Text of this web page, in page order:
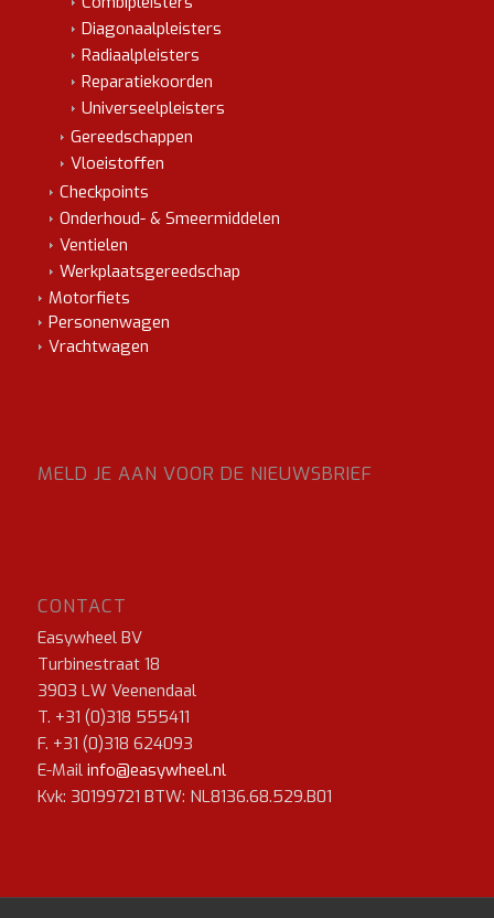
Diagonaalpleisters
Radiaalpleisters
Reparatiekoorden
Universeelpleisters
Gereedschappen
Vloeistoffen
Checkpoints
Onderhoud- & Smeermiddelen
Ventielen
Werkplaatsgereedschap
Motorfiets
Personenwagen
Vrachtwagen
MELD JE AAN VOOR DE NIEUWSBRIEF
CONTACT
Easywheel BV
Turbinestraat 18
3903 LW Veenendaal
T. +31 (0)318 555411
F. +31 (0)318 624093
E-Mail info@easywheel.nl
Kvk: 30199721 BTW: NL8136.68.529.B01